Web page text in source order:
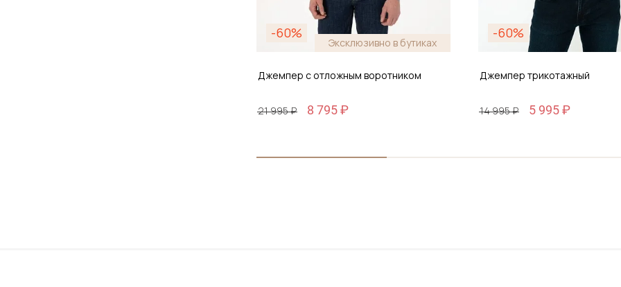
-60%
Эксклюзивно в бутиках
Джемпер с отложным воротником
21 995 ₽ 8 795 ₽
Размер
-60%
Джемпер трикотажный
14 995 ₽ 5 995 ₽
Размер